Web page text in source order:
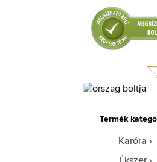
Termék
Karóra